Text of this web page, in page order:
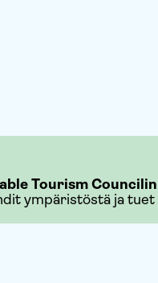
Tourism
ympäristöstä ja tuet